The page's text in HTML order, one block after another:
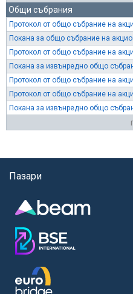
Общи събрания
Протокол от общо събрание на
Покана за общо събрание на
Протокол от общо събрание на
Покана за извънредно общо
Протокол от общо събрание на
Протокол от общо събрание на
Покана за извънредно общо
Пазари